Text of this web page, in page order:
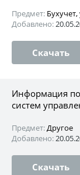
Предмет:
Добавлено:
Скачать
Информация
систем
Предмет:Другое
Добавлено:
Скачать